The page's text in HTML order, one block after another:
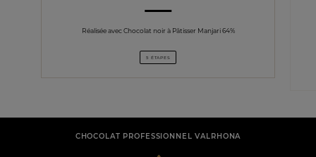
Réalisée avec Chocolat noir à Pâtisser Manjari 64%
5 ÉTAPES
CHOCOLAT PROFESSIONNEL VALRHONA